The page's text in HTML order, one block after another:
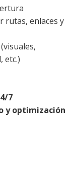
rutas, enlaces y
etc.)
7
y optimización